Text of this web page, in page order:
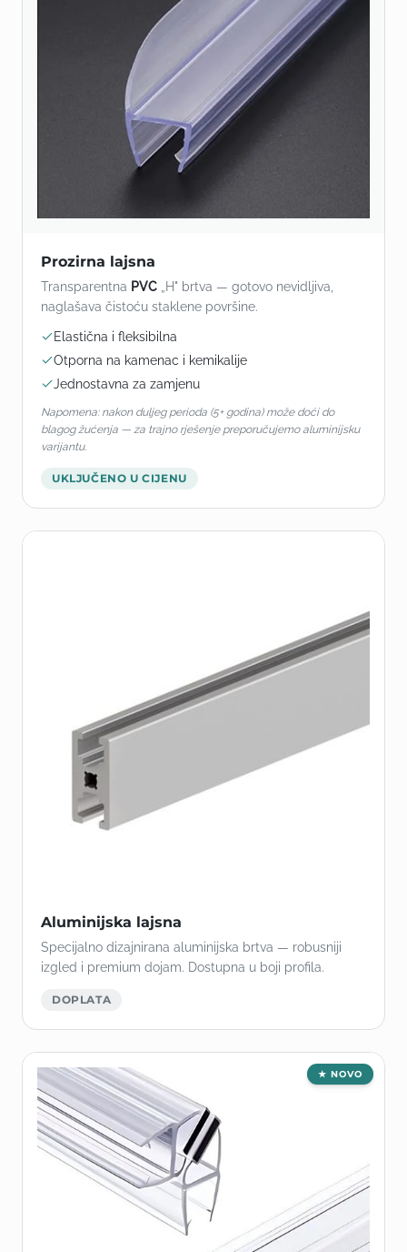
Prozirna lajsna
Transparentna PVC „H" brtva — gotovo nevidljiva,
naglašava čistoću staklene površine.
Elastična i fleksibilna
Otporna na kamenac i kemikalije
Jednostavna za zamjenu
Napomena: nakon duljeg perioda (5+ godina) može doći do
blagog žućenja — za trajno rješenje preporučujemo aluminijsku
varijantu.
UKLJUČENO U CIJENU
Aluminijska lajsna
Specijalno dizajnirana aluminijska brtva — robusniji
izgled i premium dojam. Dostupna u boji profila.
DOPLATA
★ NOVO